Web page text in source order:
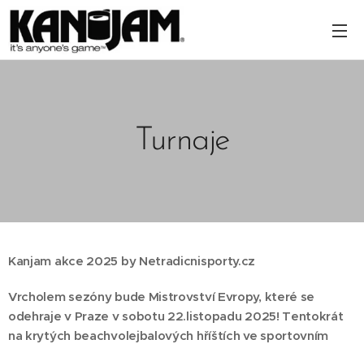
Turnaje
Kanjam akce 2025 by Netradicnisporty.cz
Vrcholem sezóny bude Mistrovství Evropy, které se
odehraje v Praze v sobotu 22.listopadu 2025! Tentokrát
na krytých beachvolejbalových hříštích ve sportovním